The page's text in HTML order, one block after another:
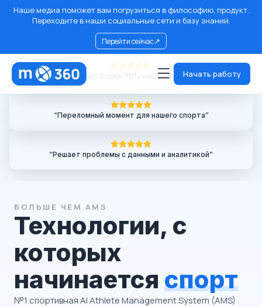
Наше медиа поможет вам погрузиться в философию, продукт.
Переходите в наши социальные сети и базу знаний.
Перейти сейчас↗
Начать работу
“Экономит более 70% нашего времени”
“Переломный момент для нашего спорта”
“Решает проблемы с данными и аналитикой”
БОЛЬШЕ ЧЕМ AMS
Технологии, с
которых
начинается спорт
№1 спортивная AI Athlete Management System (AMS)